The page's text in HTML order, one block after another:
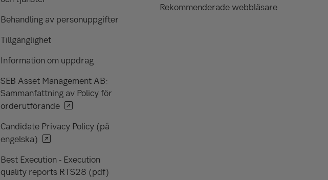
Behandling av personuppgifter
Tillgänglighet
Information om uppdrag
SEB Asset Management AB:
Sammanfattning av Policy för
orderutförande
Candidate Privacy Policy (på
engelska)
Best Execution - Execution
quality reports RTS28 (pdf)
Rekommenderade webbläsare